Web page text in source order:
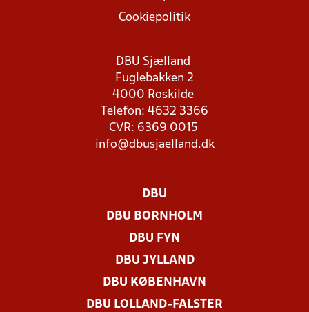
Cookiepolitik
DBU Sjælland
Fuglebakken 2
4000 Roskilde
Telefon: 4632 3366
CVR: 6369 0015
info@dbusjaelland.dk
DBU
DBU BORNHOLM
DBU FYN
DBU JYLLAND
DBU KØBENHAVN
DBU LOLLAND-FALSTER